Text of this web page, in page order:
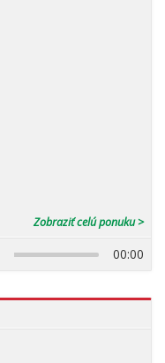
Zobraziť celú ponuku >
00:00